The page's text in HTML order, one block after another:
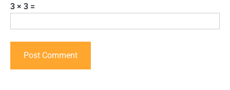
3 × 3 =